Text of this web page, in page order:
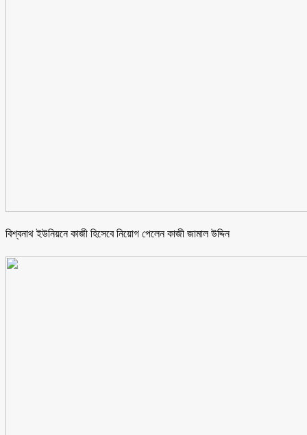
বিশ্বনাথ ইউনিয়নে কাজী হিসেবে নিয়োগ পেলেন কাজী জামাল উদ্দিন